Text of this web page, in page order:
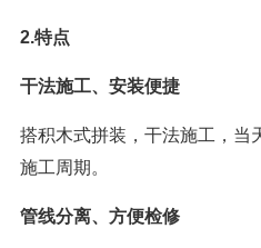
2.特点
干法施工、安装便捷
搭积木式拼装，干法施工，当
施工周期。
管线分离、方便检修